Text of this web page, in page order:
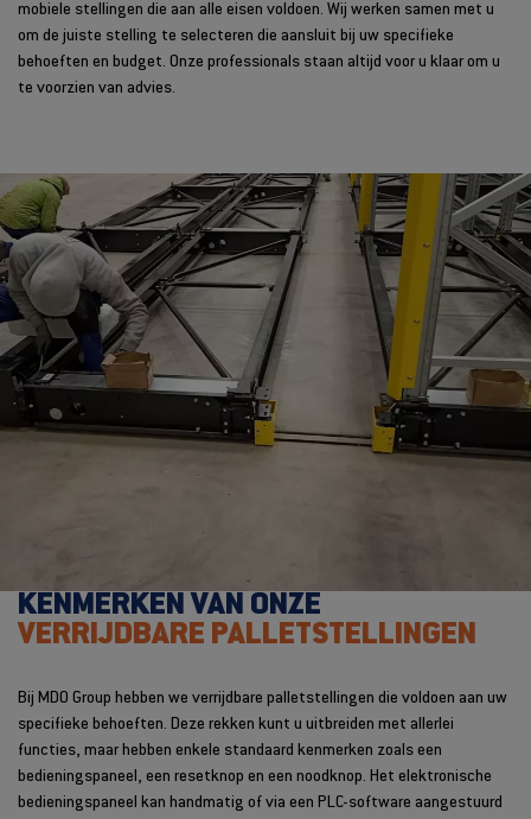
mobiele stellingen die aan alle eisen voldoen. Wij werken samen met u
om de juiste stelling te selecteren die aansluit bij uw specifieke
behoeften en budget. Onze professionals staan altijd voor u klaar om u
te voorzien van advies.
KENMERKEN VAN ONZE
VERRIJDBARE PALLETSTELLINGEN
Bij MDO Group hebben we verrijdbare palletstellingen die voldoen aan uw
specifieke behoeften. Deze rekken kunt u uitbreiden met allerlei
functies, maar hebben enkele standaard kenmerken zoals een
bedieningspaneel, een resetknop en een noodknop. Het elektronische
bedieningspaneel kan handmatig of via een PLC-software aangestuurd